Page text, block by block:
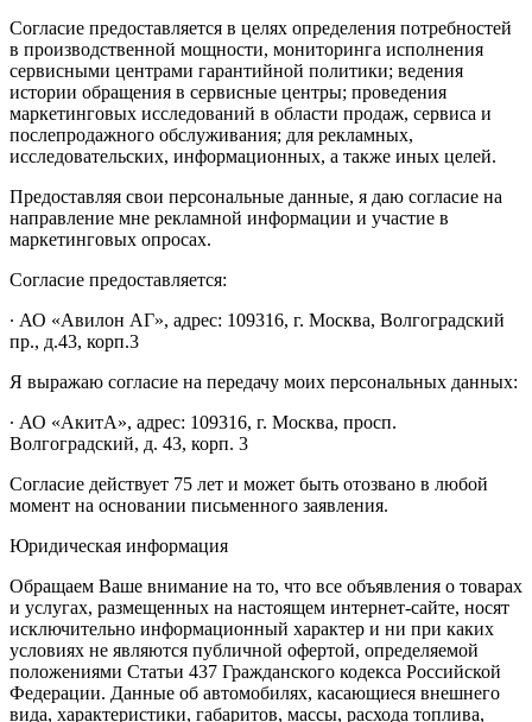
Согласие предоставляется в целях определения потребностей
в производственной мощности, мониторинга исполнения
сервисными центрами гарантийной политики; ведения
истории обращения в сервисные центры; проведения
маркетинговых исследований в области продаж, сервиса и
послепродажного обслуживания; для рекламных,
исследовательских, информационных, а также иных целей.
Предоставляя свои персональные данные, я даю согласие на
направление мне рекламной информации и участие в
маркетинговых опросах.
Согласие предоставляется:
∙ АО «Авилон АГ», адрес: 109316, г. Москва, Волгоградский
пр., д.43, корп.3
Я выражаю согласие на передачу моих персональных данных:
∙ АО «АкитА», адрес: 109316, г. Москва, просп.
Волгоградский, д. 43, корп. 3
Согласие действует 75 лет и может быть отозвано в любой
момент на основании письменного заявления.
Юридическая информация
Обращаем Ваше внимание на то, что все объявления о товарах
и услугах, размещенных на настоящем интернет-сайте, носят
исключительно информационный характер и ни при каких
условиях не являются публичной офертой, определяемой
положениями Статьи 437 Гражданского кодекса Российской
Федерации. Данные об автомобилях, касающиеся внешнего
вида, характеристики, габаритов, массы, расхода топлива,